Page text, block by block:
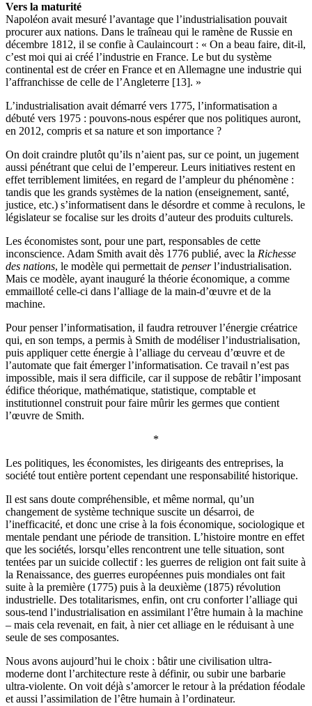
Vers la maturité
Napoléon avait mesuré l’avantage que l’industrialisation pouvait
procurer aux nations. Dans le traîneau qui le ramène de Russie en
décembre 1812, il se confie à Caulaincourt : « On a beau faire, dit-il,
c’est moi qui ai créé l’industrie en France. Le but du système
continental est de créer en France et en Allemagne une industrie qui
l’affranchisse de celle de l’Angleterre [13]. »
L’industrialisation avait démarré vers 1775, l’informatisation a
débuté vers 1975 : pouvons-nous espérer que nos politiques auront,
en 2012, compris et sa nature et son importance ?
On doit craindre plutôt qu’ils n’aient pas, sur ce point, un jugement
aussi pénétrant que celui de l’empereur. Leurs initiatives restent en
effet terriblement limitées, en regard de l’ampleur du phénomène :
tandis que les grands systèmes de la nation (enseignement, santé,
justice, etc.) s’informatisent dans le désordre et comme à reculons, le
législateur se focalise sur les droits d’auteur des produits culturels.
Les économistes sont, pour une part, responsables de cette
inconscience. Adam Smith avait dès 1776 publié, avec la Richesse
des nations, le modèle qui permettait de penserl’industrialisation.
Mais ce modèle, ayant inauguré la théorie économique, a comme
emmailloté celle-ci dans l’alliage de la main-d’œuvre et de la
machine.
Pour penser l’informatisation, il faudra retrouver l’énergie créatrice
qui, en son temps, a permis à Smith de modéliser l’industrialisation,
puis appliquer cette énergie à l’alliage du cerveau d’œuvre et de
l’automate que fait émerger l’informatisation. Ce travail n’est pas
impossible, mais il sera difficile, car il suppose de rebâtir l’imposant
édifice théorique, mathématique, statistique, comptable et
institutionnel construit pour faire mûrir les germes que contient
l’œuvre de Smith.
*
Les politiques, les économistes, les dirigeants des entreprises, la
société tout entière portent cependant une responsabilité historique.
Il est sans doute compréhensible, et même normal, qu’un
changement de système technique suscite un désarroi, de
l’inefficacité, et donc une crise à la fois économique, sociologique et
mentale pendant une période de transition. L’histoire montre en effet
que les sociétés, lorsqu’elles rencontrent une telle situation, sont
tentées par un suicide collectif : les guerres de religion ont fait suite à
la Renaissance, des guerres européennes puis mondiales ont fait
suite à la première (1775) puis à la deuxième (1875) révolution
industrielle. Des totalitarismes, enfin, ont cru conforter l’alliage qui
sous-tend l’industrialisation en assimilant l’être humain à la machine
– mais cela revenait, en fait, à nier cet alliage en le réduisant à une
seule de ses composantes.
Nous avons aujourd’hui le choix : bâtir une civilisation ultra-
moderne dont l’architecture reste à définir, ou subir une barbarie
ultra-violente. On voit déjà s’amorcer le retour à la prédation féodale
et aussi l’assimilation de l’être humain à l’ordinateur.